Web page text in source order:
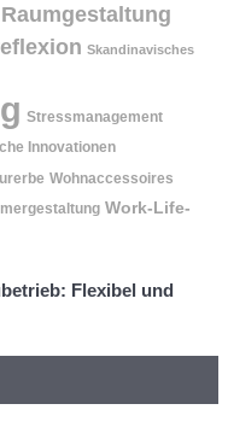
Raumgestaltung
Skandinavisches
Stressmanagement
Innovationen
Wohnaccessoires
Work-Life-
Flexibel und